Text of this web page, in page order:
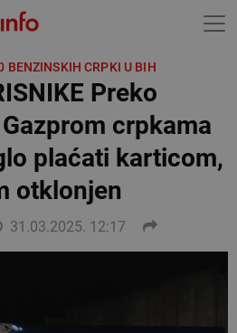
BENZINSKIH CRPKI U BIH
Preko
crpkama
plaćati karticom,
otklonjen
31.03.2025. 12:17